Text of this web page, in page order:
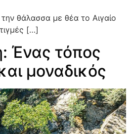
θάλασσα με θέα το Αιγαίο
[…]
Ένας τόπος
μοναδικός